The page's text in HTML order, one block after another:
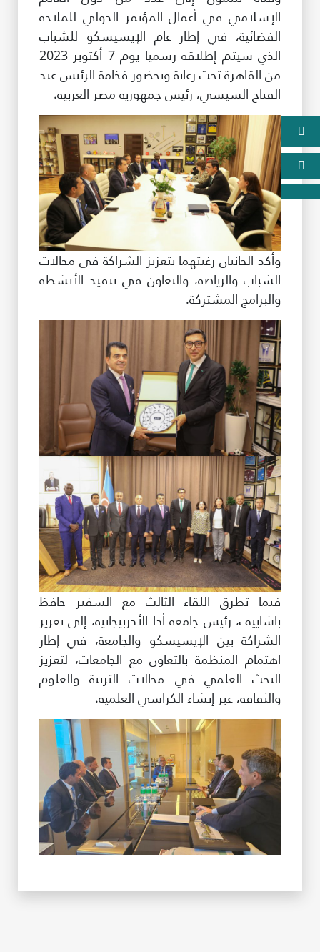
الإسلامي في أعمال المؤتمر الدولي للملاحة
الفضائية، في إطار عام الإيسيسكو للشباب
الذي سيتم إطلاقه رسميا يوم 7 أكتوبر 2023
من القاهرة تحت رعاية وبحضور فخامة الرئيس عبد
الفتاح السيسي، رئيس جمهورية مصر العربية.
وأكد الجانبان رغبتهما بتعزيز الشراكة في مجالات
الشباب والرياضة، والتعاون في تنفيذ الأنشطة
والبرامج المشتركة.
فيما تطرق اللقاء الثالث مع السفير حافظ
باشاييف، رئيس جامعة أدا الأذربيجانية، إلى تعزيز
الشراكة بين الإيسيسكو والجامعة، في إطار
اهتمام المنظمة بالتعاون مع الجامعات، لتعزيز
البحث العلمي في مجالات التربية والعلوم
والثقافة، عبر إنشاء الكراسي العلمية.